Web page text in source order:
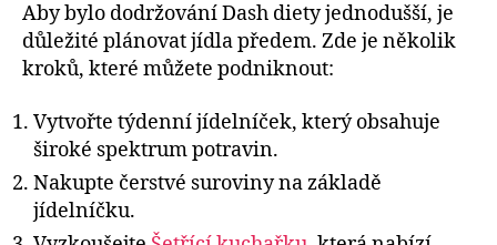
Aby bylo dodržování Dash diety jednodušší, je
důležité plánovat jídla předem. Zde je několik
kroků, které můžete podniknout:
Vytvořte týdenní jídelníček, který obsahuje
široké spektrum potravin.
Nakupte čerstvé suroviny na základě
jídelníčku.